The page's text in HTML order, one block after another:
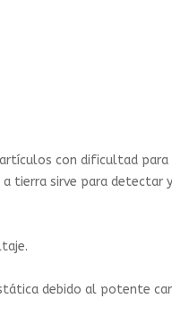
con dificultad para
tierra sirve para detectar
debido al potente